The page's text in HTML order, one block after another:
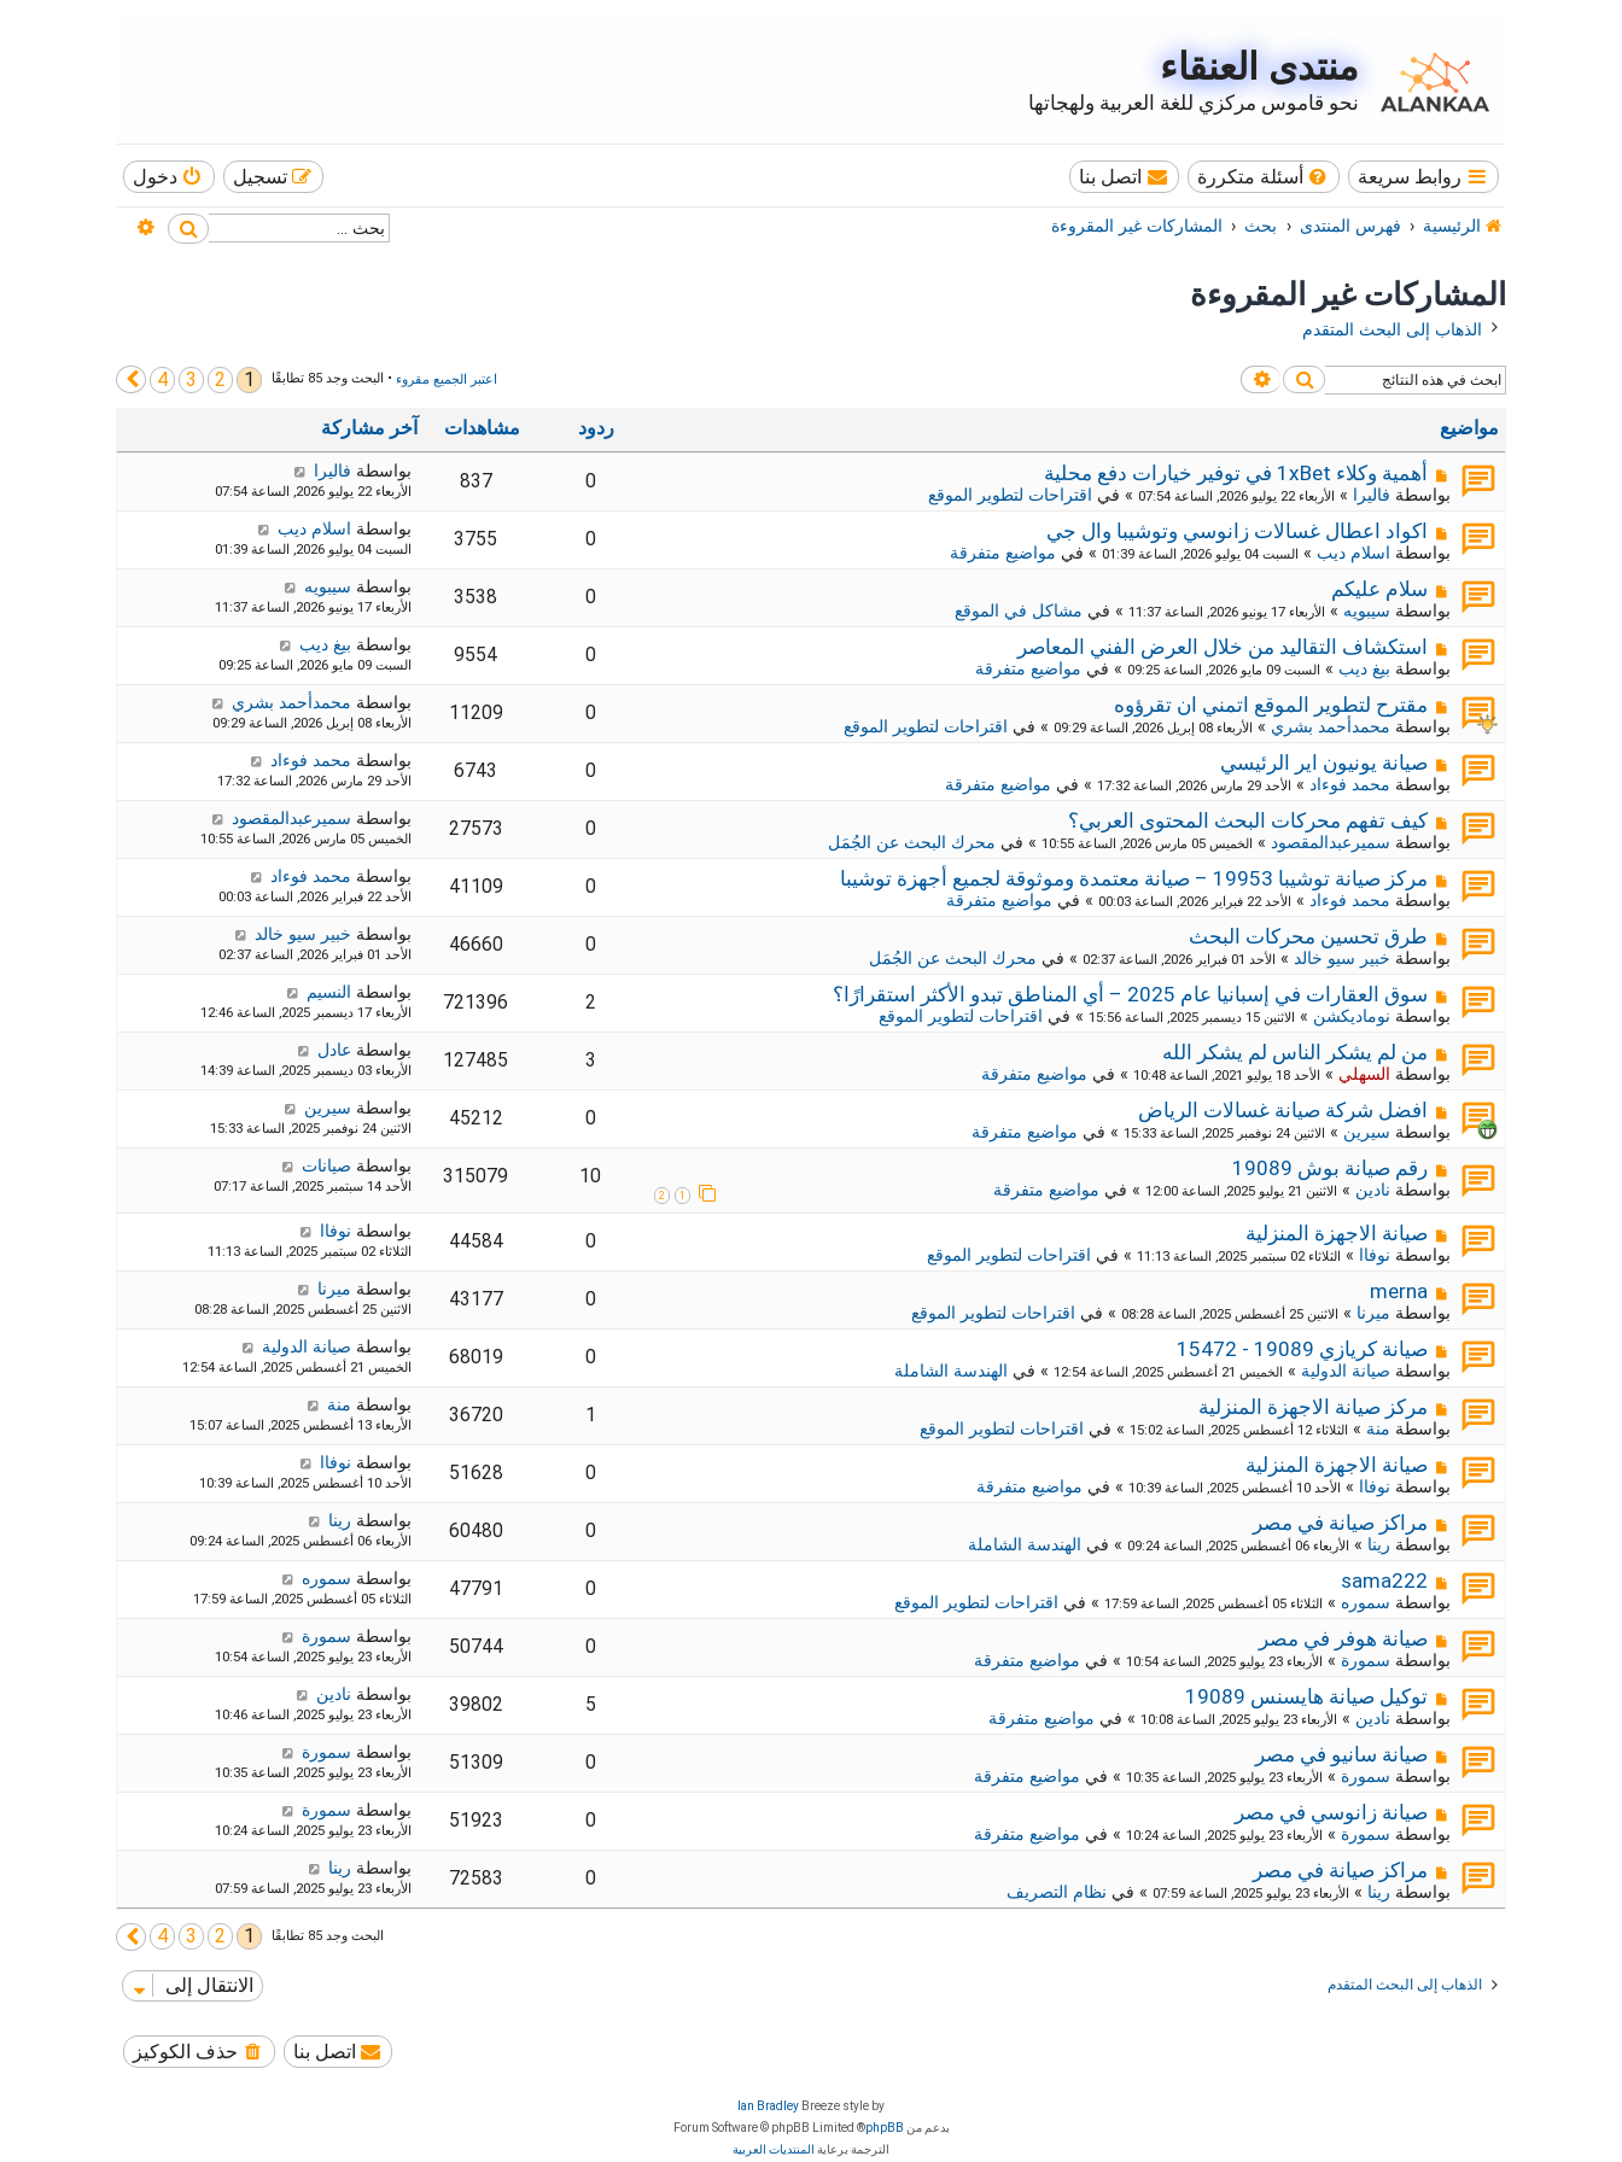
منتدى العنقاء
نحو قاموس مركزي للغة العربية ولهجاتها
روابط سريعة أسئلة متكررة اتصل بنا دخول تسجيل
الرئيسية فهرس المنتدى بحث المشاركات غير المقروءة بحث
المشاركات غير المقروءة
الذهاب إلى البحث المتقدم
بحث بحث متقدم اعتبر الجميع مقروء • البحث وجد 85 تطابقًا 1
2
3
4 التالي
مواضيع ردود مشاهدات آخر مشاركة
م
ش
ر
ك
ة
ج
د
د
ة
أهمية وكلاء 1xBet في توفير خيارات دفع محلية
بواسطة فاليرا » الأربعاء 22 يوليو 2026, الساعة 07:54 » في اقتراحات لتطوير الموقع
0
837 بواسطة فاليرا
الأربعاء 22 يوليو 2026, الساعة 07:54
م
ش
ر
ك
ة
ج
د
ة
اكواد اعطال غسالات زانوسي وتوشيبا وال جي
بواسطة اسلام ديب » السبت 04 يوليو 2026, الساعة 01:39 » في مواضيع متفرقة
0
3755 بواسطة اسلام ديب
السبت 04 يوليو 2026, الساعة 01:39
م
ش
ر
ك
ة
ج
د
د
ة
سلام عليكم
بواسطة سيبويه » الأربعاء 17 يونيو 2026, الساعة 11:37 » في مشاكل في الموقع
0
3538 بواسطة سيبويه
الأربعاء 17 يونيو 2026, الساعة 11:37
م
ش
ك
ة
ج
د
د
ة
استكشاف التقاليد من خلال العرض الفني المعاصر
بواسطة بيغ ديب » السبت 09 مايو 2026, الساعة 09:25 » في مواضيع متفرقة
0
9554 بواسطة بيغ ديب
السبت 09 مايو 2026, الساعة 09:25
م
ش
ر
ك
ة
ج
د
ة
مقترح لتطوير الموقع اتمني ان تقرؤوه
بواسطة محمدأحمد بشري » الأربعاء 08 إبريل 2026, الساعة 09:29 » في اقتراحات لتطوير الموقع
0
11209 بواسطة محمدأحمد بشري
الأربعاء 08 إبريل 2026, الساعة 09:29
م
ش
ر
ك
ة
ج
د
د
ة
صيانة يونيون اير الرئيسي
بواسطة محمد فوءاد » الأحد 29 مارس 2026, الساعة 17:32 » في مواضيع متفرقة
0
6743 بواسطة محمد فوءاد
الأحد 29 مارس 2026, الساعة 17:32
م
ش
ك
ة
ج
د
د
ة
كيف تفهم محركات البحث المحتوى العربي؟
بواسطة سميرعبدالمقصود » الخميس 05 مارس 2026, الساعة 10:55 » في محرك البحث عن الجُمَل
0
27573 بواسطة سميرعبدالمقصود
الخميس 05 مارس 2026, الساعة 10:55
م
ش
ر
ك
ة
ج
د
ة
مركز صيانة توشيبا 19953 – صيانة معتمدة وموثوقة لجميع أجهزة توشيبا
بواسطة محمد فوءاد » الأحد 22 فبراير 2026, الساعة 00:03 » في مواضيع متفرقة
0
41109 بواسطة محمد فوءاد
الأحد 22 فبراير 2026, الساعة 00:03
م
ش
ر
ك
ة
ج
د
د
ة
طرق تحسين محركات البحث
بواسطة خبير سيو خالد » الأحد 01 فبراير 2026, الساعة 02:37 » في محرك البحث عن الجُمَل
0
46660 بواسطة خبير سيو خالد
الأحد 01 فبراير 2026, الساعة 02:37
م
ش
ك
ة
ج
د
د
ة
سوق العقارات في إسبانيا عام 2025 – أي المناطق تبدو الأكثر استقرارًا؟
بواسطة نوماديكشن » الاثنين 15 ديسمبر 2025, الساعة 15:56 » في اقتراحات لتطوير الموقع
2
721396 بواسطة النسيم
الأربعاء 17 ديسمبر 2025, الساعة 12:46
م
ش
ر
ك
ة
ج
د
ة
من لم يشكر الناس لم يشكر الله
بواسطة السهلي » الأحد 18 يوليو 2021, الساعة 10:48 » في مواضيع متفرقة
3
127485 بواسطة عادل
الأربعاء 03 ديسمبر 2025, الساعة 14:39
م
ش
ر
ك
ة
د
ي
ة
افضل شركة صيانة غسالات الرياض
بواسطة سيرين » الاثنين 24 نوفمبر 2025, الساعة 15:33 » في مواضيع متفرقة
0
45212 بواسطة سيرين
الاثنين 24 نوفمبر 2025, الساعة 15:33
م
ش
ك
ة
د
ي
ة
رقم صيانة بوش 19089
بواسطة نادين » الاثنين 21 يوليو 2025, الساعة 12:00 » في مواضيع متفرقة 1
2
10
315079 بواسطة صيانات
الأحد 14 سبتمبر 2025, الساعة 07:17
م
ش
ر
ك
ة
ج
د
ة
صيانة الاجهزة المنزلية
بواسطة نوفاا » الثلاثاء 02 سبتمبر 2025, الساعة 11:13 » في اقتراحات لتطوير الموقع
0
44584 بواسطة نوفاا
الثلاثاء 02 سبتمبر 2025, الساعة 11:13
م
ش
ر
ك
ة
د
د
ة
merna
بواسطة ميرنا » الاثنين 25 أغسطس 2025, الساعة 08:28 » في اقتراحات لتطوير الموقع
0
43177 بواسطة ميرنا
الاثنين 25 أغسطس 2025, الساعة 08:28
م
ش
ك
ة
ج
د
ة
صيانة كريازي 19089 - 15472
بواسطة صيانة الدولية » الخميس 21 أغسطس 2025, الساعة 12:54 » في الهندسة الشاملة
0
68019 بواسطة صيانة الدولية
الخميس 21 أغسطس 2025, الساعة 12:54
ش
ر
ك
ة
د
د
ة
مركز صيانة الاجهزة المنزلية
بواسطة منة » الثلاثاء 12 أغسطس 2025, الساعة 15:02 » في اقتراحات لتطوير الموقع
1
36720 بواسطة منة
الأربعاء 13 أغسطس 2025, الساعة 15:07
م
ش
ك
ة
ج
د
د
ة
صيانة الاجهزة المنزلية
بواسطة نوفاا » الأحد 10 أغسطس 2025, الساعة 10:39 » في مواضيع متفرقة
0
51628 بواسطة نوفاا
الأحد 10 أغسطس 2025, الساعة 10:39
ش
ر
ك
ة
ج
د
د
ة
مراكز صيانة في مصر
بواسطة رينا » الأربعاء 06 أغسطس 2025, الساعة 09:24 » في الهندسة الشاملة
0
60480 بواسطة رينا
الأربعاء 06 أغسطس 2025, الساعة 09:24
م
ش
ر
ك
ة
ج
د
د
ة
sama222
بواسطة سموره » الثلاثاء 05 أغسطس 2025, الساعة 17:59 » في اقتراحات لتطوير الموقع
0
47791 بواسطة سموره
الثلاثاء 05 أغسطس 2025, الساعة 17:59
م
ش
ر
ك
ة
ج
د
د
ة
صيانة هوفر في مصر
بواسطة سمورة » الأربعاء 23 يوليو 2025, الساعة 10:54 » في مواضيع متفرقة
0
50744 بواسطة سمورة
الأربعاء 23 يوليو 2025, الساعة 10:54
م
ش
ر
ك
ة
ج
د
ة
توكيل صيانة هايسنس 19089
بواسطة نادين » الأربعاء 23 يوليو 2025, الساعة 10:08 » في مواضيع متفرقة
5
39802 بواسطة نادين
الأربعاء 23 يوليو 2025, الساعة 10:46
م
ش
ر
ك
ة
د
ي
صيانة سانيو في مصر
بواسطة سمورة » الأربعاء 23 يوليو 2025, الساعة 10:35 » في مواضيع متفرقة
0
51309 بواسطة سمورة
الأربعاء 23 يوليو 2025, الساعة 10:35
م
ش
ك
ة
د
صيانة زانوسي في مصر
بواسطة سمورة » الأربعاء 23 يوليو 2025, الساعة 10:24 » في مواضيع متفرقة
0
51923 بواسطة سمورة
الأربعاء 23 يوليو 2025, الساعة 10:24
ش
ا
ج
مراكز صيانة في مصر
بواسطة رينا » الأربعاء 23 يوليو 2025, الساعة 07:59 » في نظام التصريف
0
72583 بواسطة رينا
الأربعاء 23 يوليو 2025, الساعة 07:59
البحث وجد 85 تطابقًا 1
2
3
4 التالي
الذهاب إلى البحث المتقدم الانتقال إلى
حذف الكوكيز اتصل بنا
Breeze style by
Ian Bradley
بدعم من phpBB
® Forum Software © phpBB Limited
الترجمة برعاية المنتديات العربية